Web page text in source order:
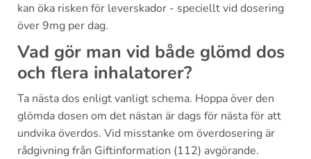
kan öka risken för leverskador - speciellt vid dosering
över 9mg per dag.
Vad gör man vid både glömd dos
och flera inhalatorer?
Ta nästa dos enligt vanligt schema. Hoppa över den
glömda dosen om det nästan är dags för nästa för att
undvika överdos. Vid misstanke om överdosering är
rådgivning från Giftinformation (112) avgörande.